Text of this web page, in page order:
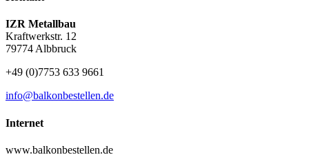
IZR Metallbau
Kraftwerkstr. 12
79774 Albbruck
+49 (0)7753 633 9661
info@balkonbestellen.de
Internet
www.balkonbestellen.de